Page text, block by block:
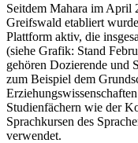
Seitdem Mahara im April
Greifswald etabliert
Plattform aktiv, die
(siehe Grafik: Stand
gehören Dozierende und
zum Beispiel dem
Studienfächern wie der
Sprachkursen des
verwendet.